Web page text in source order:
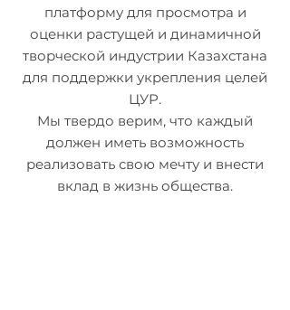
платформу для просмотра и
оценки растущей и динамичной
творческой индустрии Казахстана
для поддержки укрепления целей
ЦУР.
Мы твердо верим, что каждый
должен иметь возможность
реализовать свою мечту и внести
вклад в жизнь общества.